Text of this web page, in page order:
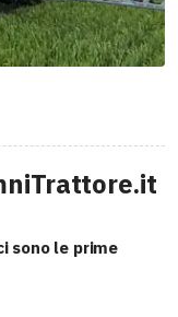
sono le prime